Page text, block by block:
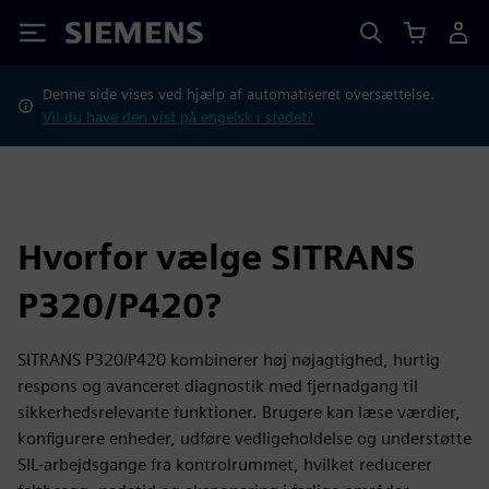
Siemens
Denne side vises ved hjælp af automatiseret oversættelse.
Vil du have den vist på engelsk i stedet?
Hvorfor vælge SITRANS
P320/P420?
SITRANS P320/P420 kombinerer høj nøjagtighed, hurtig
respons og avanceret diagnostik med fjernadgang til
sikkerhedsrelevante funktioner. Brugere kan læse værdier,
konfigurere enheder, udføre vedligeholdelse og understøtte
SIL-arbejdsgange fra kontrolrummet, hvilket reducerer